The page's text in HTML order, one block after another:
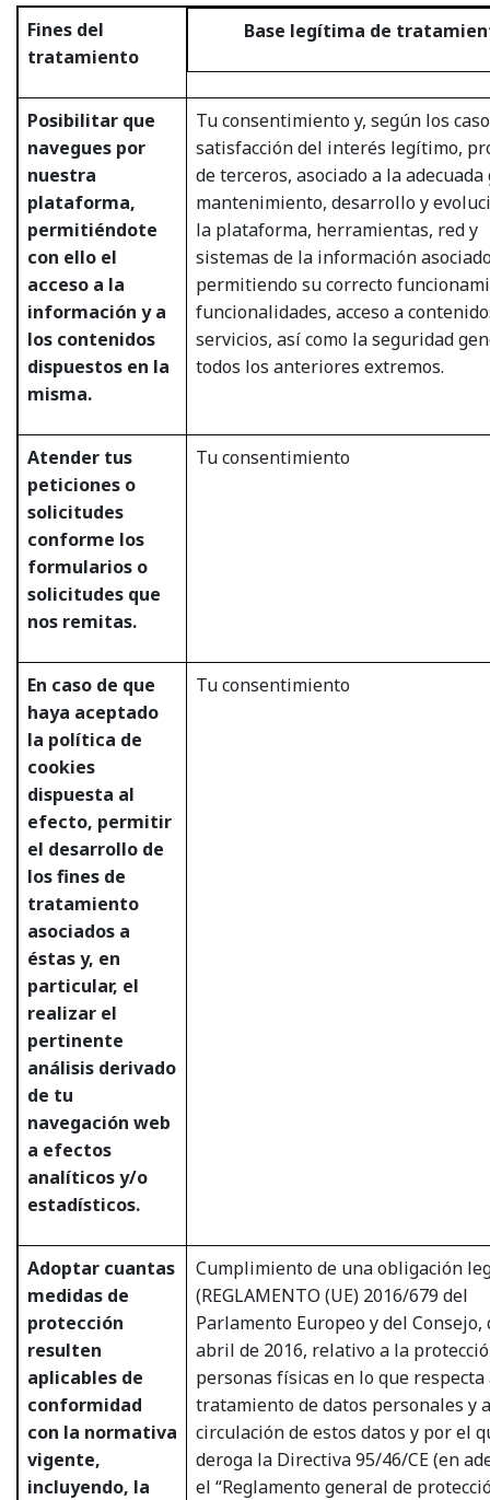
Fines del
tratamiento
Base legítima de
Posibilitar que
navegues por
nuestra
plataforma,
permitiéndote
con ello el
acceso a la
información y a
los contenidos
dispuestos en la
misma.
Tu consentimiento y, según los
satisfacción del interés legítimo,
de terceros, asociado a la
mantenimiento, desarrollo y
la plataforma, herramientas, red y
sistemas de la información
permitiendo su correcto
funcionalidades, acceso a
servicios, así como la seguridad
todos los anteriores extremos.
Atender tus
peticiones o
solicitudes
conforme los
formularios o
solicitudes que
nos remitas.
Tu consentimiento
En caso de que
haya aceptado
la política de
cookies
dispuesta al
efecto, permitir
el desarrollo de
los fines de
tratamiento
asociados a
éstas y, en
particular, el
realizar el
pertinente
análisis derivado
de tu
navegación web
a efectos
analíticos y/o
estadísticos.
Tu consentimiento
Adoptar cuantas
medidas de
protección
resulten
aplicables de
conformidad
con la normativa
vigente,
incluyendo, la
Cumplimiento de una obligación
(REGLAMENTO (UE) 2016/679 del
Parlamento Europeo y del Consejo,
abril de 2016, relativo a la
personas físicas en lo que respecta
tratamiento de datos personales y
circulación de estos datos y por el
deroga la Directiva 95/46/CE (en
el “Reglamento general de